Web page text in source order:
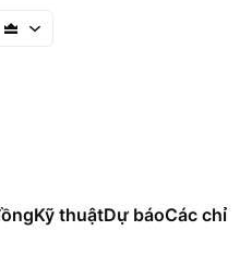
Kỹ thuậtDự báoCác chỉ